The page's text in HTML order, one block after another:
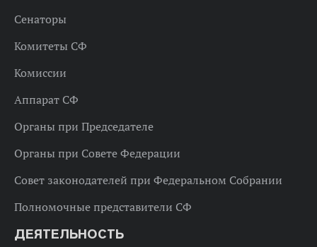
Сенаторы
Комитеты СФ
Комиссии
Аппарат СФ
Органы при Председателе
Органы при Совете Федерации
Совет законодателей при Федеральном Собрании
Полномочные представители СФ
ДЕЯТЕЛЬНОСТЬ